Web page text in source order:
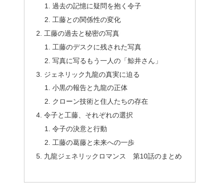
過去の記憶に疑問を抱く令子
工藤との関係性の変化
工藤の過去と秘密の写真
工藤のデスクに残された写真
写真に写るもう一人の「鯨井さん」
ジェネリック九龍の真実に迫る
小黒の報告と九龍の正体
クローン技術と住人たちの存在
令子と工藤、それぞれの選択
令子の決意と行動
工藤の葛藤と未来への一歩
九龍ジェネリックロマンス 第10話のまとめ